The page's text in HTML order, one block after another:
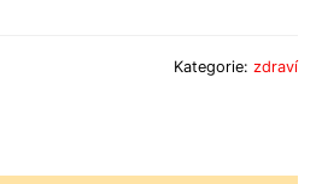
Kategorie: zdraví